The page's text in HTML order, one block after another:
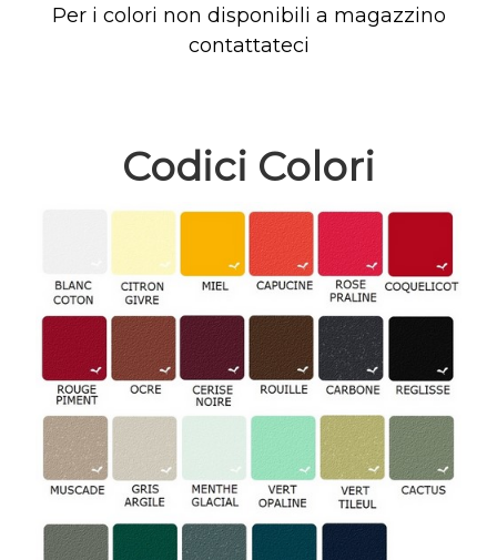
Per i colori non disponibili a magazzino
contattateci
Codici Colori